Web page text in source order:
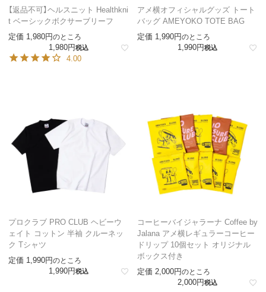
【返品不可】ヘルスニット Healthkni
t ベーシックボクサーブリーフ
定価 1,980 のところ
1,980 税込
4.00
アメ横オフィシャルグッズ トート
バッグ AMEYOKO TOTE BAG
定価 1,990 のところ
1,990 税込
プロクラブ PRO CLUB ヘビーウ
ェイト コットン 半袖 クルーネッ
ク Tシャツ
定価 1,990 のところ
1,990 税込
コーヒーバイジャラーナ Coffee by
Jalana アメ横レギュラーコーヒー
ドリップ 10個セット オリジナル
ボックス付き
定価 2,000 のところ
2,000 税込